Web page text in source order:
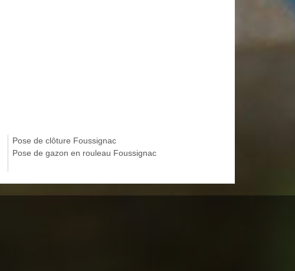
Pose de clôture Foussignac
Pose de gazon en rouleau Foussignac